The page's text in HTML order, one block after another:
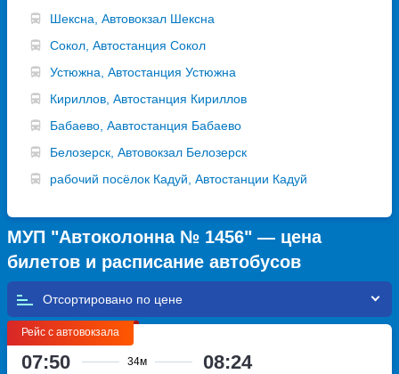
Шексна, Автовокзал Шексна
Сокол, Автостанция Сокол
Устюжна, Автостанция Устюжна
Кириллов, Автостанция Кириллов
Бабаево, Аавтостанция Бабаево
Белозерск, Автовокзал Белозерск
рабочий посёлок Кадуй, Автостанции Кадуй
МУП "Автоколонна № 1456" — цена
билетов и расписание автобусов
Отсортировано по
Рейс с автовокзала
07:50 34м 08:24